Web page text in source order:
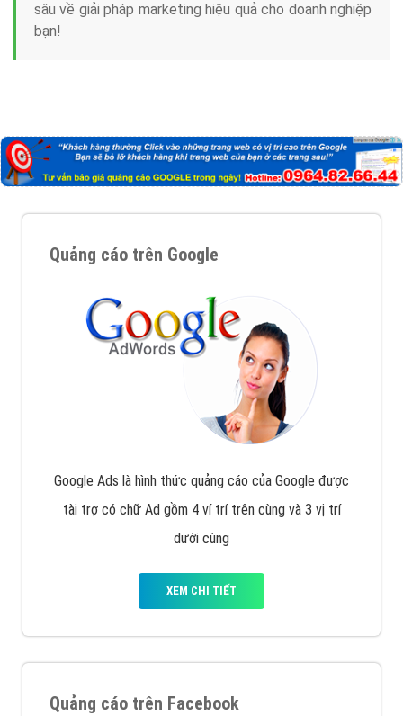
sâu về giải pháp marketing hiệu quả cho doanh nghiệp
bạn!
Quảng cáo trên Google
Google Ads là hình thức quảng cáo của Google được
tài trợ có chữ Ad gồm 4 ví trí trên cùng và 3 vị trí
dưới cùng
XEM CHI TIẾT
Quảng cáo trên Facebook